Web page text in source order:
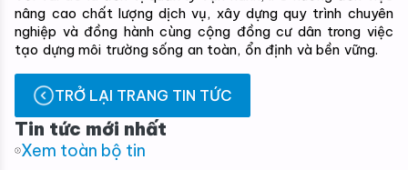
nâng cao chất lượng dịch vụ, xây dựng quy trình chuyên
nghiệp và đồng hành cùng cộng đồng cư dân trong việc
tạo dựng môi trường sống an toàn, ổn định và bền vững.
TRỞ LẠI TRANG TIN TỨC
Tin tức mới nhất
Xem toàn bộ tin